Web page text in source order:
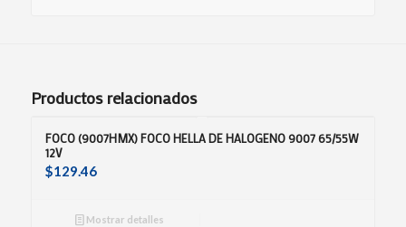
Productos relacionados
FOCO (9007HMX) FOCO HELLA DE HALOGENO 9007 65/55W
12V
$129.46
Mostrar detalles